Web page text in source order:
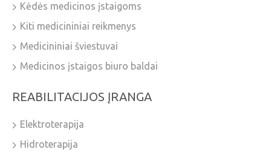
Kėdės medicinos įstaigoms
Kiti medicininiai reikmenys
Medicininiai šviestuvai
Medicinos įstaigos biuro baldai
REABILITACIJOS ĮRANGA
Elektroterapija
Hidroterapija